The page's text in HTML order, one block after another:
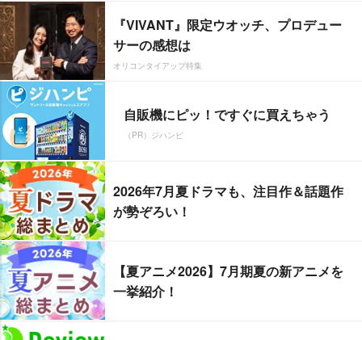
『VIVANT』限定ウオッチ、プロデュー
サーの感想は
オリコンタイアップ特集
自販機にピッ！ですぐに買えちゃう
（PR）ジハンピ
2026年7月夏ドラマも、注目作＆話題作
が勢ぞろい！
【夏アニメ2026】7月期夏の新アニメを
一挙紹介！